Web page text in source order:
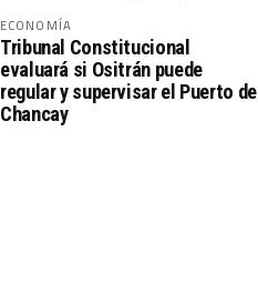
ECONOMÍA
Tribunal Constitucional
evaluará si Ositrán puede
regular y supervisar el Puerto de
Chancay